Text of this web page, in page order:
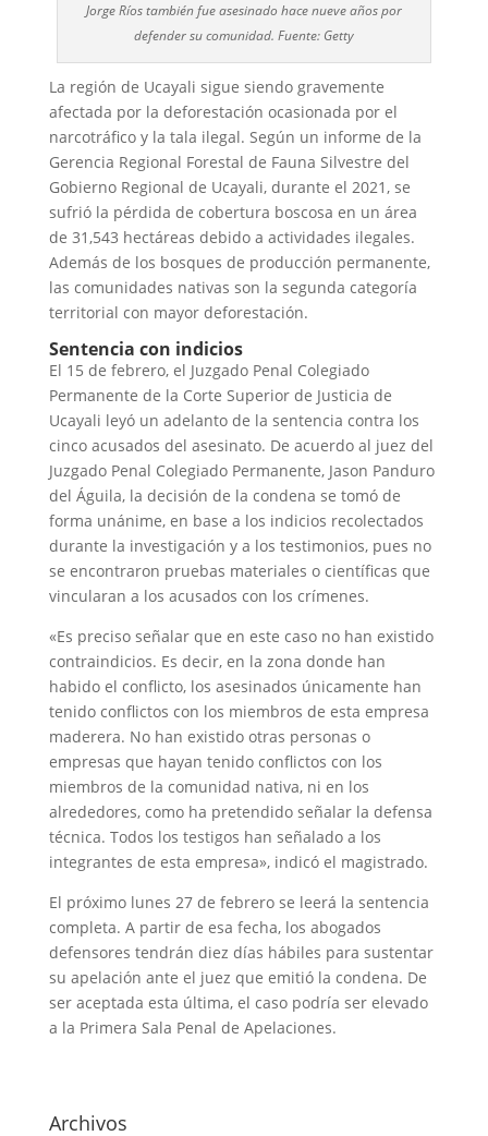
Jorge Ríos también fue asesinado hace nueve años por
defender su comunidad. Fuente: Getty
La región de Ucayali sigue siendo gravemente
afectada por la deforestación ocasionada por el
narcotráfico y la tala ilegal. Según un informe de la
Gerencia Regional Forestal de Fauna Silvestre del
Gobierno Regional de Ucayali, durante el 2021, se
sufrió la pérdida de cobertura boscosa en un área
de 31,543 hectáreas debido a actividades ilegales.
Además de los bosques de producción permanente,
las comunidades nativas son la segunda categoría
territorial con mayor deforestación.
Sentencia con indicios
El 15 de febrero, el Juzgado Penal Colegiado
Permanente de la Corte Superior de Justicia de
Ucayali leyó un adelanto de la sentencia contra los
cinco acusados del asesinato. De acuerdo al juez del
Juzgado Penal Colegiado Permanente, Jason Panduro
del Águila, la decisión de la condena se tomó de
forma unánime, en base a los indicios recolectados
durante la investigación y a los testimonios, pues no
se encontraron pruebas materiales o científicas que
vincularan a los acusados con los crímenes.
«Es preciso señalar que en este caso no han existido
contraindicios. Es decir, en la zona donde han
habido el conflicto, los asesinados únicamente han
tenido conflictos con los miembros de esta empresa
maderera. No han existido otras personas o
empresas que hayan tenido conflictos con los
miembros de la comunidad nativa, ni en los
alrededores, como ha pretendido señalar la defensa
técnica. Todos los testigos han señalado a los
integrantes de esta empresa», indicó el magistrado.
El próximo lunes 27 de febrero se leerá la sentencia
completa. A partir de esa fecha, los abogados
defensores tendrán diez días hábiles para sustentar
su apelación ante el juez que emitió la condena. De
ser aceptada esta última, el caso podría ser elevado
a la Primera Sala Penal de Apelaciones.
Archivos